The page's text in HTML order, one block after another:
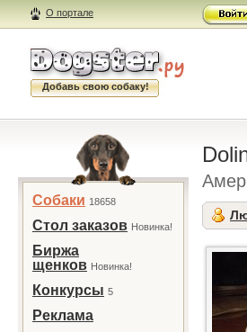
О портале
Добавь свою собаку!
Собаки 18658
Стол заказов Новинка!
Биржа
щенков Новинка!
Конкурсы 5
Реклама